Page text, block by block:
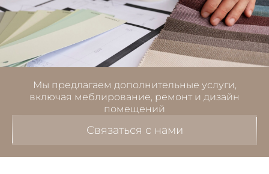
Мы предлагаем дополнительные услуги,
включая меблирование, ремонт и дизайн
помещений
Связаться с нами